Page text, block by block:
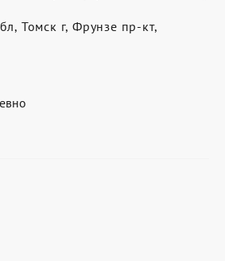
Томск г, Фрунзе пр-кт,